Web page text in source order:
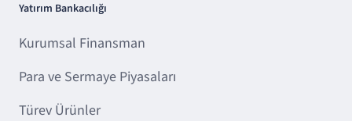
Yatırım Bankacılığı
Kurumsal Finansman
Para ve Sermaye Piyasaları
Türev Ürünler